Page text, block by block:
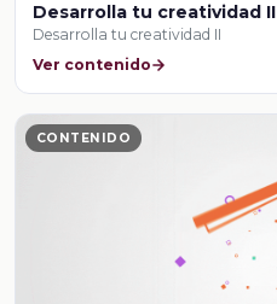
Desarrolla tu creatividad II
Desarrolla tu creatividad II
Ver contenido
CONTENIDO